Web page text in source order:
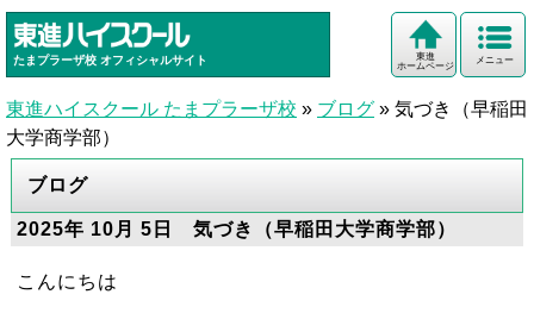
たまプラーザ校 オフィシャルサイト メニュー
東進
ホームページ
東進ハイスクール たまプラーザ校 » ブログ » 気づき（早稲田
大学商学部）
ブログ
2025年 10月 5日 気づき（早稲田大学商学部）
こんにちは